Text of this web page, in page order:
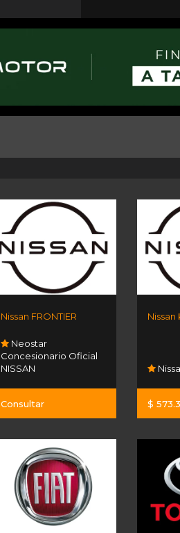
Nissan FRONTIER
Neostar
Concesionario Oficial
NISSAN
Consultar $